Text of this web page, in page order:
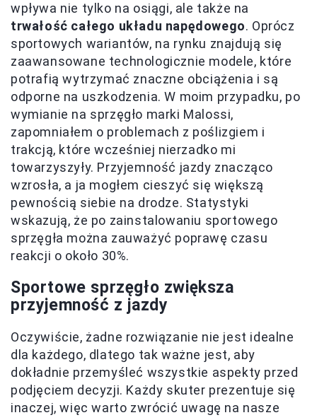
wpływa nie tylko na osiągi, ale także na
trwałość całego układu napędowego. Oprócz
sportowych wariantów, na rynku znajdują się
zaawansowane technologicznie modele, które
potrafią wytrzymać znaczne obciążenia i są
odporne na uszkodzenia. W moim przypadku, po
wymianie na sprzęgło marki Malossi,
zapomniałem o problemach z poślizgiem i
trakcją, które wcześniej nierzadko mi
towarzyszyły. Przyjemność jazdy znacząco
wzrosła, a ja mogłem cieszyć się większą
pewnością siebie na drodze. Statystyki
wskazują, że po zainstalowaniu sportowego
sprzęgła można zauważyć poprawę czasu
reakcji o około 30%.
Sportowe sprzęgło zwiększa
przyjemność z jazdy
Oczywiście, żadne rozwiązanie nie jest idealne
dla każdego, dlatego tak ważne jest, aby
dokładnie przemyśleć wszystkie aspekty przed
podjęciem decyzji. Każdy skuter prezentuje się
inaczej, więc warto zwrócić uwagę na nasze